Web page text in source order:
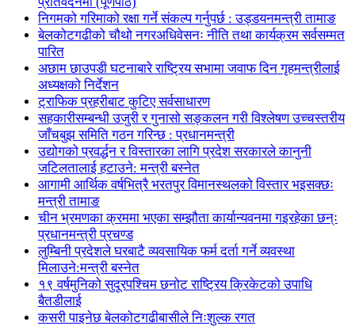
निगमको गरिमाको रक्षा गर्ने संकल्प गर्नुपर्छ : उड्डयनमन्त्री तामाङ
बेलकोटगढीको चौथो नगरअधिवेसनः नीति तथा कार्यक्रम सर्वसम्मत
पारित
अछाम छाउपडी घटनाबारे राष्ट्रिय सभामा जवाफ दिन गृहमन्त्रीलाई
अध्यक्षको निर्देशन
ट्राफिक प्रहरीबाट कुटिए सर्वसाधारण
सहकारीसम्बन्धी उजुरी र गुनासो सङ्कलन गरी विश्लेषण उच्चस्तरीय
जाँचबुझ समिति गठन गरिन्छ : प्रधानमन्त्री
उद्योगको प्रवर्द्धन र विस्तारका लागि प्रदेश सरकारले कानुनी
जटिलतालाई हटाउने: मन्त्री बस्नेत
आगामी आर्थिक वर्षभित्रै भरतपुर विमानस्थलको विस्तार भइसक्छः
मन्त्री तामाङ
चीन भ्रमणका क्रममा भएका सम्झौता कार्यान्यवनमा गइरहेका छन्ः
प्रधानमन्त्री प्रचण्ड
लुम्बिनी प्रदेशले घरबाटै व्यवसायिक फर्म दर्ता गर्ने व्यवस्था
मिलाउने:मन्त्री बस्नेत
१९ वर्षमुनिको सुदूरपश्चिम छनोट राष्ट्रिय क्रिकेटको उपाधि
बैतडीलाई
कसरी पाइनेछ बेलकोटगढीबासीले निःशुल्क रगत